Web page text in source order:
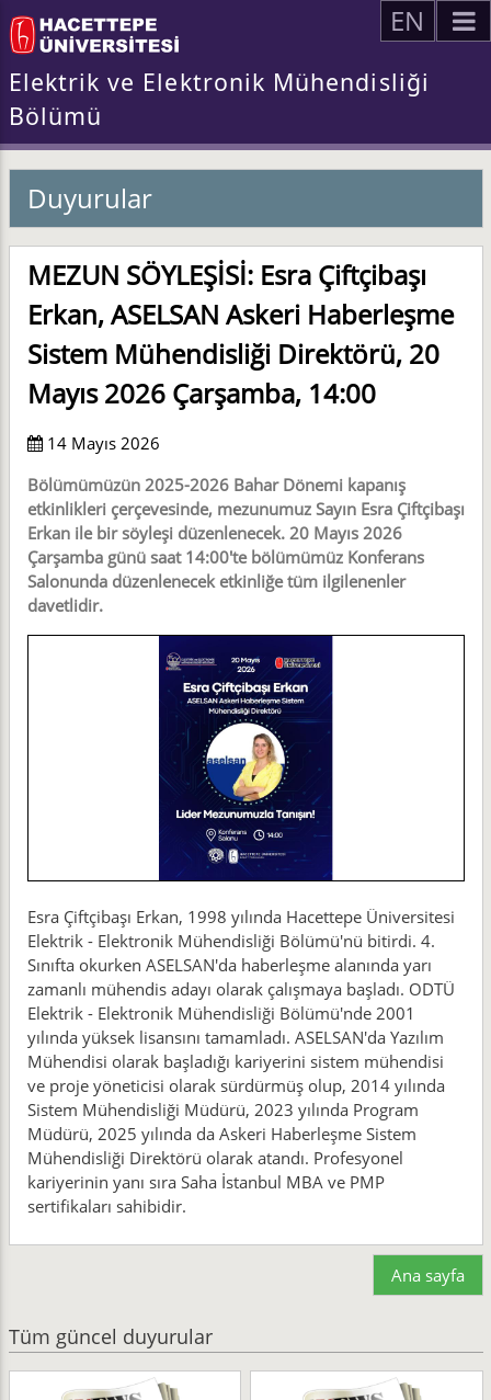
EN
Elektrik ve Elektronik Mühendisliği
Bölümü
Duyurular
MEZUN SÖYLEŞİSİ: Esra Çiftçibaşı
Erkan, ASELSAN Askeri Haberleşme
Sistem Mühendisliği Direktörü, 20
Mayıs 2026 Çarşamba, 14:00
14 Mayıs 2026
Bölümümüzün 2025-2026 Bahar Dönemi kapanış
etkinlikleri çerçevesinde, mezunumuz Sayın Esra Çiftçibaşı
Erkan ile bir söyleşi düzenlenecek. 20 Mayıs 2026
Çarşamba günü saat 14:00'te bölümümüz Konferans
Salonunda düzenlenecek etkinliğe tüm ilgilenenler
davetlidir.
Esra Çiftçibaşı Erkan, 1998 yılında Hacettepe Üniversitesi
Elektrik - Elektronik Mühendisliği Bölümü'nü bitirdi. 4.
Sınıfta okurken ASELSAN'da haberleşme alanında yarı
zamanlı mühendis adayı olarak çalışmaya başladı. ODTÜ
Elektrik - Elektronik Mühendisliği Bölümü'nde 2001
yılında yüksek lisansını tamamladı. ASELSAN'da Yazılım
Mühendisi olarak başladığı kariyerini sistem mühendisi
ve proje yöneticisi olarak sürdürmüş olup, 2014 yılında
Sistem Mühendisliği Müdürü, 2023 yılında Program
Müdürü, 2025 yılında da Askeri Haberleşme Sistem
Mühendisliği Direktörü olarak atandı. Profesyonel
kariyerinin yanı sıra Saha İstanbul MBA ve PMP
sertifikaları sahibidir.
Ana sayfa
Tüm güncel duyurular